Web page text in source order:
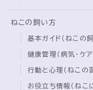
プロフィール
ねこの飼い方
基本ガイド（ねこの
健康管理（病気・ケア
行動と心理（ねこの
お役立ち情報（ねこ